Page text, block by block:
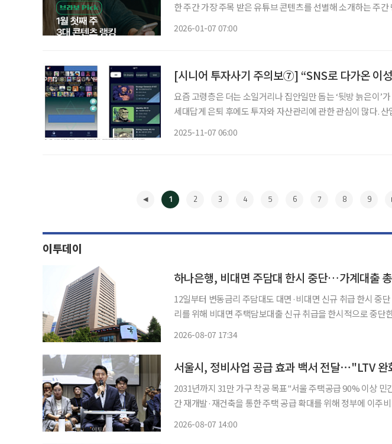
한 주간 가장 주목 받은 유튜브 콘텐츠를 선별해 소개하는 주
2026-01-07 07:00
요즘 고령층은 더는 소일거리나 집안일만 돕는 ‘뒷방 늙은이’
세대답게 은퇴 후에도 투자와 자산관리에 관한 관심이 많다.
2025-11-07 06:00
1 2 3 4 5 6 7 8 9
이투데이
하나은행, 비대면 주담대 한시 중단…가계대출
12일부터 변동금리 주담대도 대면·비대면 신규 취급 한시 중단 하나은행이 가계대출 총량 관
리를 위해 비대면 주택담보대출 신규 취급을 한시적으로 중단
2026-08-07 17:34
서울시, 정비사업 공급 효과 백서 전달⋯"LTV 완
2031년까지 31만 가구 착공 목표"서울 주택공급 90% 이상 민간 정비사
간 재개발·재건축을 통한 주택 공급 확대를 위해 정부에 이주
2026-08-07 14:00